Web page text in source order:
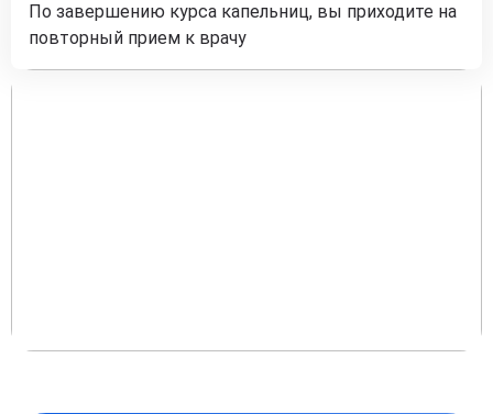
По завершению курса капельниц, вы приходите на
повторный прием к врачу